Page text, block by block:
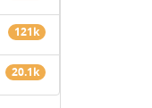
121k
20.1k